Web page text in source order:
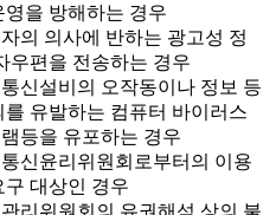
영을 방해하는 경우
의 의사에 반하는 광고성 정
우편을 전송하는 경우
신설비의 오작동이나 정보 등
를 유발하는 컴퓨터 바이러스
등을 유포하는 경우
신윤리위원회로부터의 이용
구 대상인 경우